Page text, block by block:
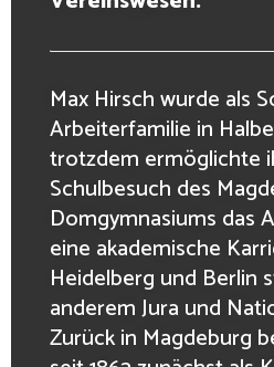
Max Hirsch wurde als
Arbeiterfamilie in
trotzdem ermöglichte
Schulbesuch des
Domgymnasiums das
eine akademische
Heidelberg und Berlin
anderem Jura und
Zurück in Magdeburg